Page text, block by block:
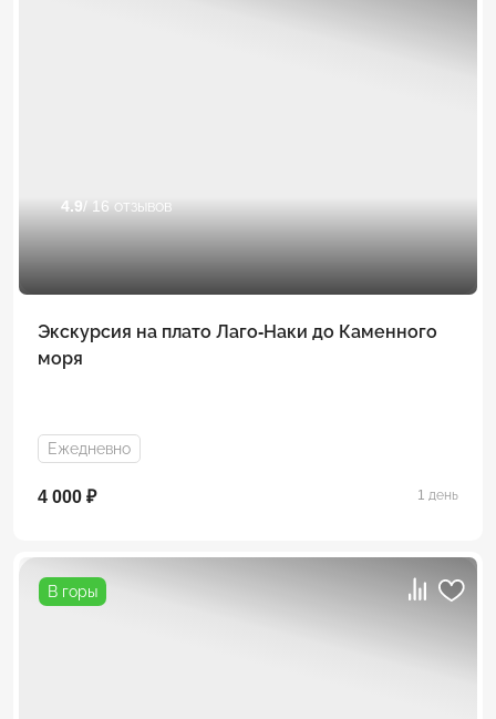
4.9 / 16 отзывов
Экскурсия на плато Лаго-Наки до Каменного
моря
Ежедневно
4 000 ₽ 1 день
В горы